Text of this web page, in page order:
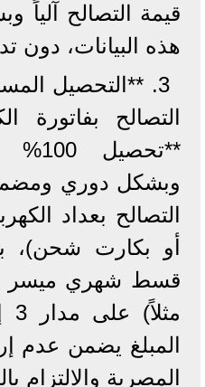
قيمة التصالح آلياً
هذه البيانات، دون
3. **التحصيل
التصالح بفاتورة
وبشكل دوري
التصالح بعداد
أو بكارت شحن)،
المبلغ يضمن عدم
المصرية والالتزام